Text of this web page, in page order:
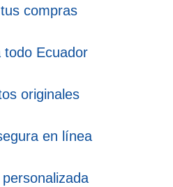
compras
todo Ecuador
originales
en línea